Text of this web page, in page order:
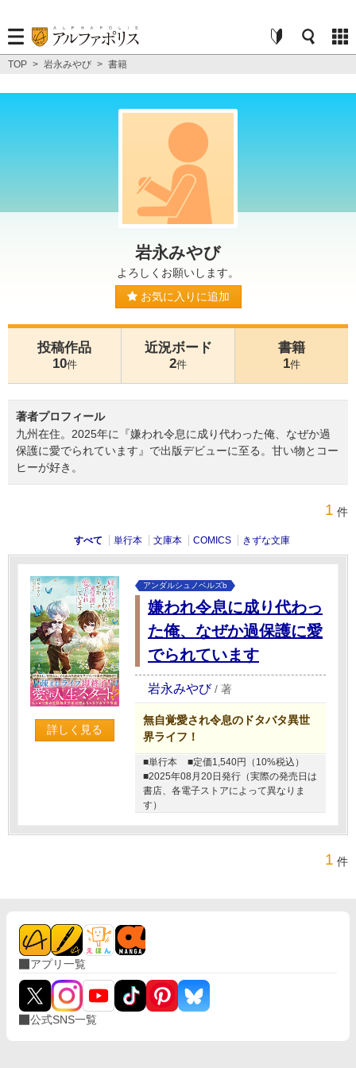
TOP > 岩永みやび > 書籍
岩永みやび
よろしくお願いします。
お気に入りに追加
投稿作品
10件
近況ボード
2件
書籍
1件
著者プロフィール
九州在住。2025年に『嫌われ令息に成り代わった俺、なぜか過
保護に愛でられています』で出版デビューに至る。甘い物とコー
ヒーが好き。
1 件
すべて 単行本 文庫本 COMICS きずな文庫
詳しく見る
アンダルシュノベルズb
嫌われ令息に成り代わっ
た俺、なぜか過保護に愛
でられています
岩永みやび / 著
無自覚愛され令息のドタバタ異世
界ライフ！
■単行本
■定価1,540円（10%税込）
■2025年08月20日発行（実際の発売日は
書店、各電子ストアによって異なりま
す）
1 件
アプリ一覧
公式SNS一覧